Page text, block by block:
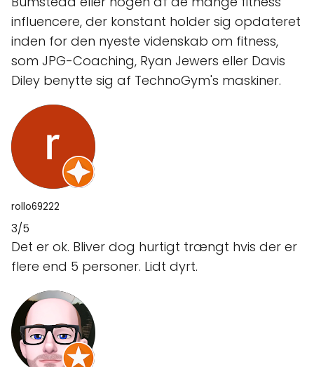
influencere, der konstant holder sig opdateret
inden for den nyeste videnskab om fitness,
som JPG-Coaching, Ryan Jewers eller Davis
Diley benytte sig af TechnoGym's maskiner.
rollo69222
3/5
Det er ok. Bliver dog hurtigt trængt hvis der er
flere end 5 personer. Lidt dyrt.